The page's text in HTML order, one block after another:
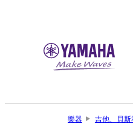
樂器 吉他、貝